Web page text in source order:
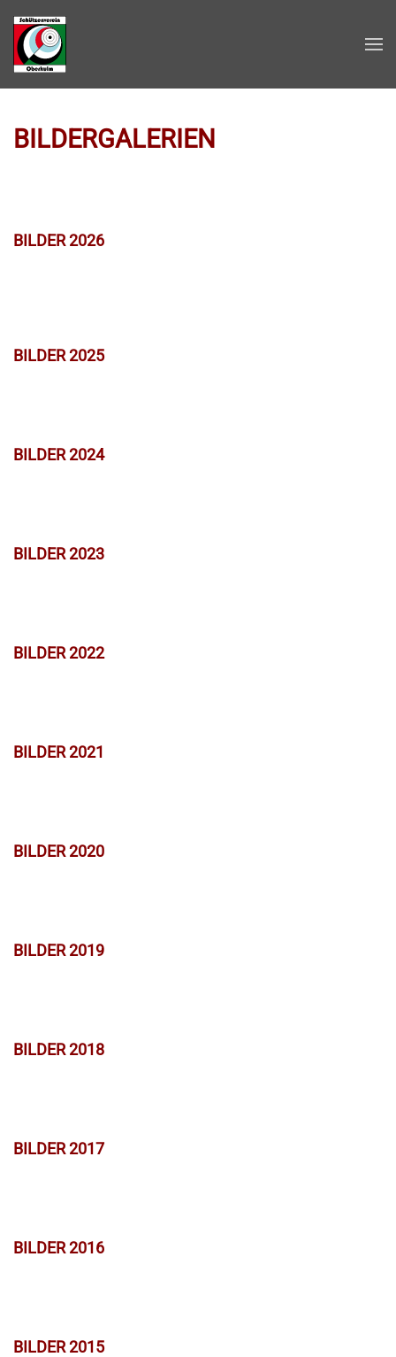
Zum Hauptinhalt springen
BILDERGALERIEN
BILDER 2026
BILDER 2025
BILDER 2024
BILDER 2023
BILDER 2022
BILDER 2021
BILDER 2020
BILDER 2019
BILDER 2018
BILDER 2017
BILDER 2016
BILDER 2015